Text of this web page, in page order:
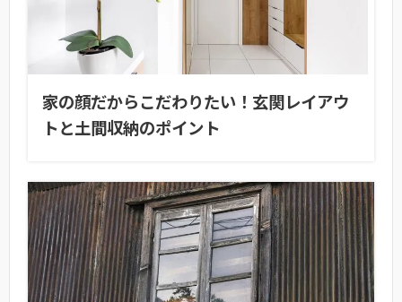
家の顔だからこだわりたい！玄関レイアウ
トと土間収納のポイント